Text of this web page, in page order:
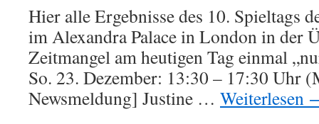
Hier alle Ergebnisse des 10. Spieltags
im Alexandra Palace in London in der
Zeitmangel am heutigen Tag einmal
So. 23. Dezember: 13:30 – 17:30 Uhr
Newsmeldung] Justine … Weiterlesen